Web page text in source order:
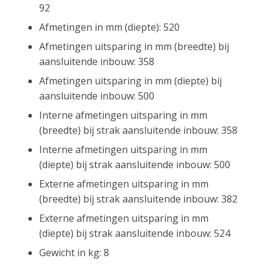
92
Afmetingen in mm (diepte): 520
Afmetingen uitsparing in mm (breedte) bij
aansluitende inbouw: 358
Afmetingen uitsparing in mm (diepte) bij
aansluitende inbouw: 500
Interne afmetingen uitsparing in mm
(breedte) bij strak aansluitende inbouw: 358
Interne afmetingen uitsparing in mm
(diepte) bij strak aansluitende inbouw: 500
Externe afmetingen uitsparing in mm
(breedte) bij strak aansluitende inbouw: 382
Externe afmetingen uitsparing in mm
(diepte) bij strak aansluitende inbouw: 524
Gewicht in kg: 8